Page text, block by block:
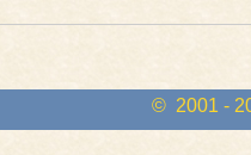
© 2001 -